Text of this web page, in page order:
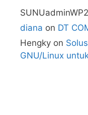
SUNUadminWP2
diana on DT
Hengky on
GNU/Linux